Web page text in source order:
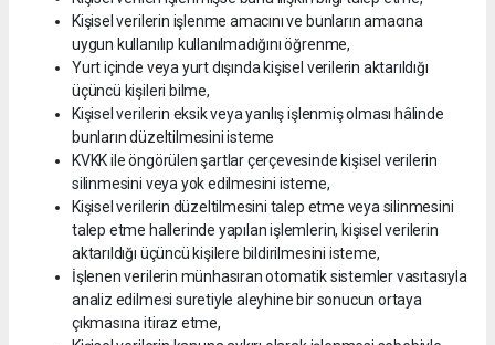
Kişisel verilerin işlenme amacını ve bunların amacına
uygun kullanılıp kullanılmadığını öğrenme,
Yurt içinde veya yurt dışında kişisel verilerin aktarıldığı
üçüncü kişileri bilme,
Kişisel verilerin eksik veya yanlış işlenmiş olması hâlinde
bunların düzeltilmesini isteme
KVKK ile öngörülen şartlar çerçevesinde kişisel verilerin
silinmesini veya yok edilmesini isteme,
Kişisel verilerin düzeltilmesini talep etme veya silinmesini
talep etme hallerinde yapılan işlemlerin, kişisel verilerin
aktarıldığı üçüncü kişilere bildirilmesini isteme,
İşlenen verilerin münhasıran otomatik sistemler vasıtasıyla
analiz edilmesi suretiyle aleyhine bir sonucun ortaya
çıkmasına itiraz etme,